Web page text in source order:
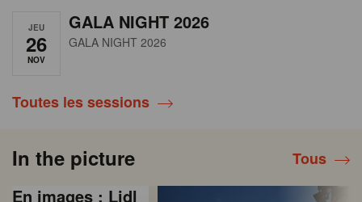
JEU
26
NOV
GALA NIGHT 2026
GALA NIGHT 2026
Toutes les sessions
In the picture Tous
En images : Lidl